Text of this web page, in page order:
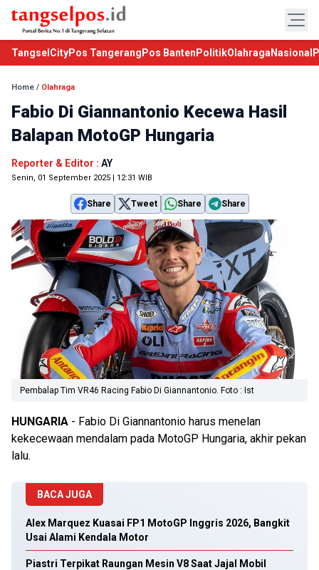
TangselCityPos Tangerang Pos Banten PolitikOlahraga Nasional
Home / Olahraga
Fabio Di Giannantonio Kecewa Hasil
Balapan MotoGP Hungaria
Reporter & Editor : AY
Senin, 01 September 2025 | 12:31 WIB
Share Tweet Share Share
Pembalap Tim VR46 Racing Fabio Di Giannantonio. Foto : Ist
HUNGARIA - Fabio Di Giannantonio harus menelan
kekecewaan mendalam pada MotoGP Hungaria, akhir pekan
lalu.
BACA JUGA
Alex Marquez Kuasai FP1 MotoGP Inggris 2026, Bangkit
Usai Alami Kendala Motor
Piastri Terpikat Raungan Mesin V8 Saat Jajal Mobil